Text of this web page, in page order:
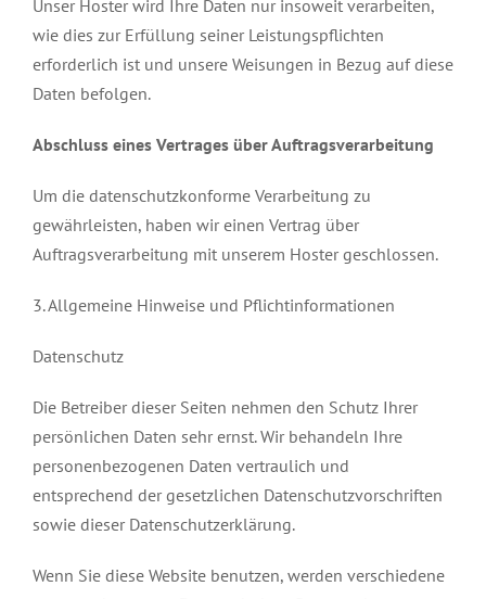
Unser Hoster wird Ihre Daten nur insoweit verarbeiten,
wie dies zur Erfüllung seiner Leistungspflichten
erforderlich ist und unsere Weisungen in Bezug auf diese
Daten befolgen.
Abschluss eines Vertrages über Auftragsverarbeitung
Um die datenschutzkonforme Verarbeitung zu
gewährleisten, haben wir einen Vertrag über
Auftragsverarbeitung mit unserem Hoster geschlossen.
3. Allgemeine Hinweise und Pflichtinformationen
Datenschutz
Die Betreiber dieser Seiten nehmen den Schutz Ihrer
persönlichen Daten sehr ernst. Wir behandeln Ihre
personenbezogenen Daten vertraulich und
entsprechend der gesetzlichen Datenschutzvorschriften
sowie dieser Datenschutzerklärung.
Wenn Sie diese Website benutzen, werden verschiedene